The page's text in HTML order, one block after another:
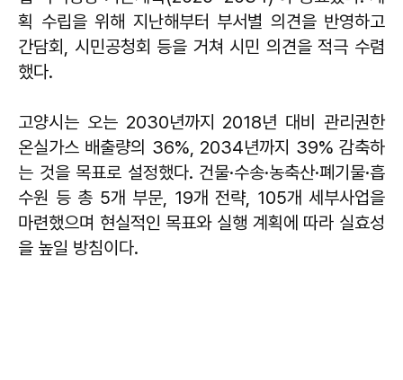
획 수립을 위해 지난해부터 부서별 의견을 반영하고
간담회, 시민공청회 등을 거쳐 시민 의견을 적극 수렴
했다.
고양시는 오는 2030년까지 2018년 대비 관리권한
온실가스 배출량의 36%, 2034년까지 39% 감축하
는 것을 목표로 설정했다. 건물·수송·농축산·폐기물·흡
수원 등 총 5개 부문, 19개 전략, 105개 세부사업을
마련했으며 현실적인 목표와 실행 계획에 따라 실효성
을 높일 방침이다.